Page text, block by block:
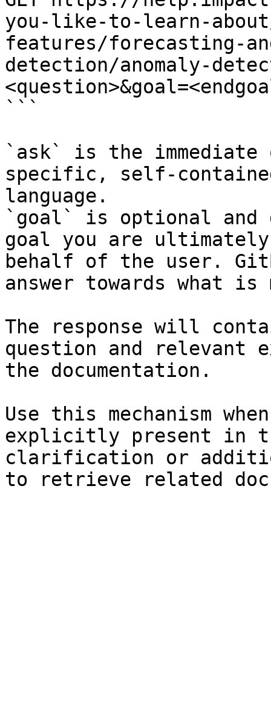
you-like-to-learn-
features/forecasting-
detection/anomaly-
```
`ask` is the
specific, self-
language.
`goal` is optional and
goal you are
behalf of the user.
answer towards what
The response will
question and relevant
the documentation.
Use this mechanism
explicitly present in
clarification or